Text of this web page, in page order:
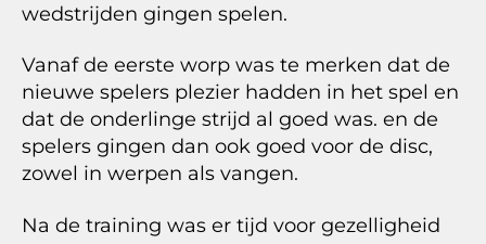
wedstrijden gingen spelen.
Vanaf de eerste worp was te merken dat de
nieuwe spelers plezier hadden in het spel en
dat de onderlinge strijd al goed was. en de
spelers gingen dan ook goed voor de disc,
zowel in werpen als vangen.
Na de training was er tijd voor gezelligheid